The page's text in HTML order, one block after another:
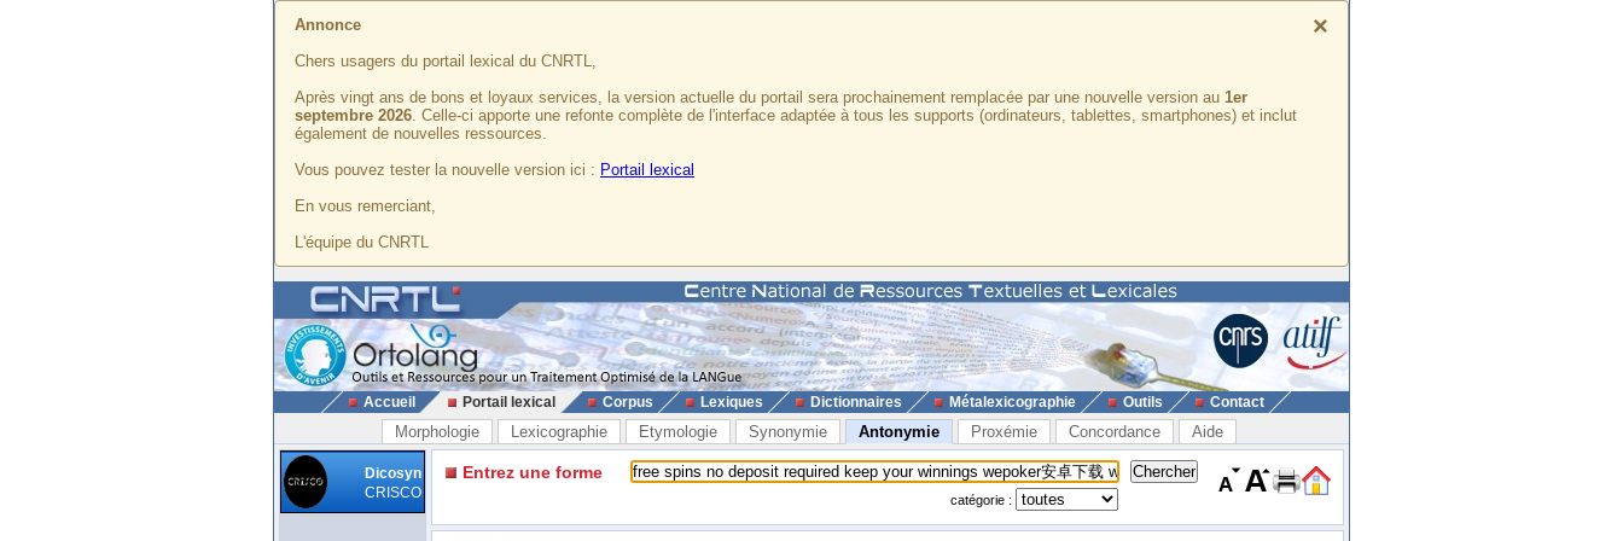
×
Annonce
Chers usagers du portail lexical du CNRTL,
Après vingt ans de bons et loyaux services, la version actuelle du portail sera prochainement remplacée par une nouvelle version au 1er
septembre 2026. Celle-ci apporte une refonte complète de l'interface adaptée à tous les supports (ordinateurs, tablettes, smartphones) et inclut
également de nouvelles ressources.
Vous pouvez tester la nouvelle version ici : Portail lexical
En vous remerciant,
L'équipe du CNRTL
Accueil Portail lexical Corpus Lexiques Dictionnaires Métalexicographie Outils Contact
Morphologie Lexicographie Etymologie Synonymie Antonymie Proxémie Concordance Aide
Dicosyn
CRISCO
Entrez une forme
catégorie :